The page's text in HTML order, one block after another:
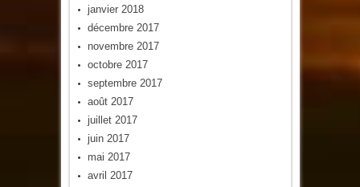
janvier 2018
décembre 2017
novembre 2017
octobre 2017
septembre 2017
août 2017
juillet 2017
juin 2017
mai 2017
avril 2017